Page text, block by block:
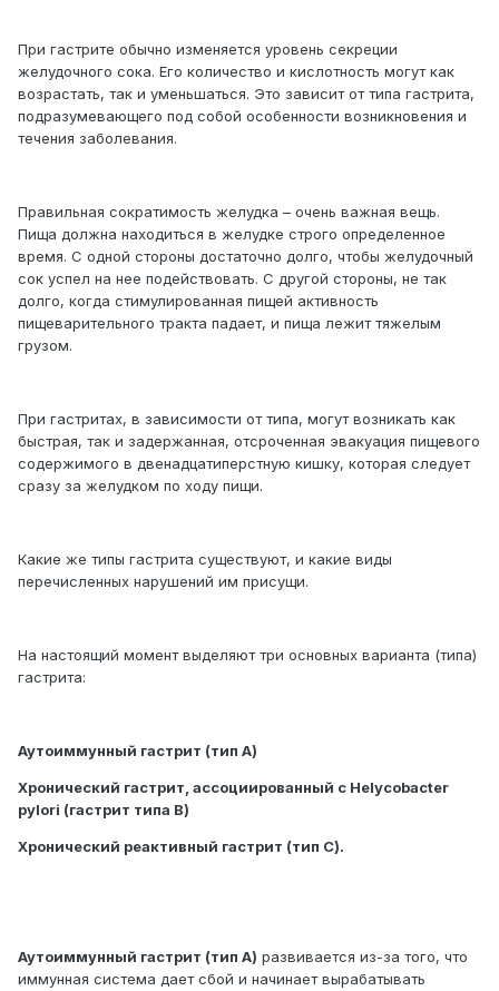
При гастрите обычно изменяется уровень секреции
желудочного сока. Его количество и кислотность могут как
возрастать, так и уменьшаться. Это зависит от типа гастрита,
подразумевающего под собой особенности возникновения и
течения заболевания.
Правильная сократимость желудка – очень важная вещь.
Пища должна находиться в желудке строго определенное
время. С одной стороны достаточно долго, чтобы желудочный
сок успел на нее подействовать. С другой стороны, не так
долго, когда стимулированная пищей активность
пищеварительного тракта падает, и пища лежит тяжелым
грузом.
При гастритах, в зависимости от типа, могут возникать как
быстрая, так и задержанная, отсроченная эвакуация пищевого
содержимого в двенадцатиперстную кишку, которая следует
сразу за желудком по ходу пищи.
Какие же типы гастрита существуют, и какие виды
перечисленных нарушений им присущи.
На настоящий момент выделяют три основных варианта (типа)
гастрита:
Аутоиммунный гастрит (тип А)
Хронический гастрит, ассоциированный с Helycobacter
pylori (гастрит типа В)
Хронический реактивный гастрит (тип С).
Аутоиммунный гастрит (тип А) развивается из-за того, что
иммунная система дает сбой и начинает вырабатывать